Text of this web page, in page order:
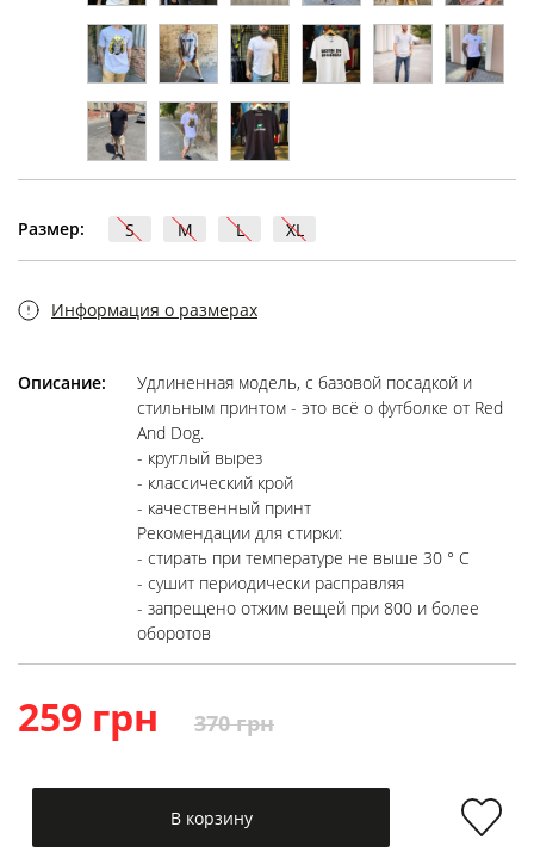
Размер: S M L XL
Информация о размерах
Описание:
Удлиненная модель, с базовой посадкой и
стильным принтом - это всё о футболке от Red
And Dog.
- круглый вырез
- классический крой
- качественный принт
Рекомендации для стирки:
- стирать при температуре не выше 30 ° C
- сушит периодически расправляя
- запрещено отжим вещей при 800 и более
оборотов
259 грн 370 грн
В корзину